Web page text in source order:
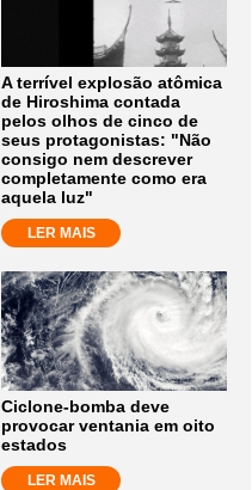
A terrível explosão atômica
de Hiroshima contada
pelos olhos de cinco de
seus protagonistas: "Não
consigo nem descrever
completamente como era
aquela luz"
LER MAIS
Ciclone-bomba deve
provocar ventania em oito
estados
LER MAIS